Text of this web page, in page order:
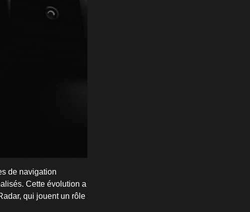
de navigation
Cette évolution a
qui jouent un rôle